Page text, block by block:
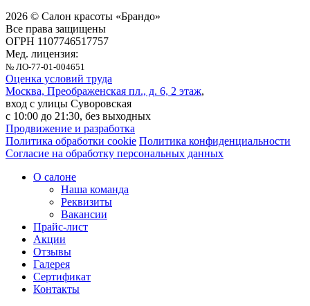
2026 © Салон красоты «Брандо»
Все права защищены
ОГРН 1107746517757
Мед. лицензия:
№ ЛО-77-01-004651
Оценка условий труда
Москва, Преображенская пл., д. 6, 2 этаж,
вход с улицы Суворовская
с 10:00 до 21:30, без выходныx
Продвижение и разработка
Политика обработки cookie Политика конфиденциальности
Согласие на обработку персональных данных
О салоне
Наша команда
Реквизиты
Вакансии
Прайс-лист
Акции
Отзывы
Галерея
Сертификат
Контакты